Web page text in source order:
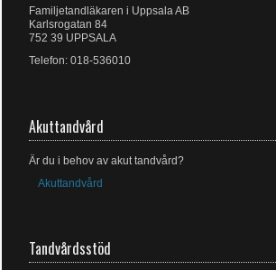
Familjetandläkaren i Uppsala AB
Karlsrogatan 84
752 39 UPPSALA
Telefon: 018-536010
Akuttandvård
Är du i behov av akut tandvård?
Akuttandvård
Tandvårdsstöd